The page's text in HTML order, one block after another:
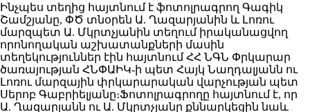
Ինչպես տեղից հայտնում է ֆոտոլրագրող Գագիկ
Շամշյանը, ՓԾ տնօրեն Ա. Ղազարյանին և Լոռու
մարզպետ Ա. Մկրտչյանին տեղում իրականացվող
որոնողական աշխատանքների մասին
տեղեկություններ էին հայտնում ՀՀ ՆԳՆ Փրկարար
ծառայության ՀՆՓԱԻԿ-ի պետ Հայկ Նաղդալյանն ու
Լոռու մարզային փրկարարական վարչության պետ
Սերոբ Գաբրիելյանը։Ֆոտոլրագրողը հայտնում է, որ
Ա. Ղազարյանն ու Ա. Մկրտչյանը քննարկեցին նաև